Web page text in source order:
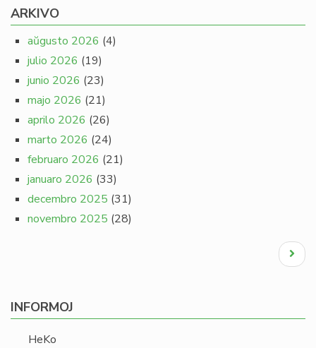
ARKIVO
aŭgusto 2026 (4)
julio 2026 (19)
junio 2026 (23)
majo 2026 (21)
aprilo 2026 (26)
marto 2026 (24)
februaro 2026 (21)
januaro 2026 (33)
decembro 2025 (31)
novembro 2025 (28)
Next
page
INFORMOJ
HeKo